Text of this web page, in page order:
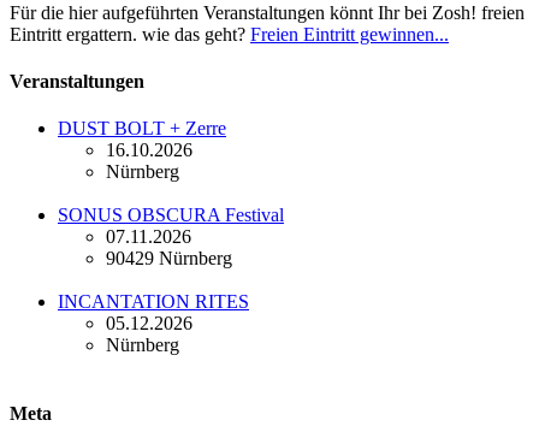
Für die hier aufgeführten Veranstaltungen könnt Ihr bei Zosh! freien
Eintritt ergattern. wie das geht? Freien Eintritt gewinnen...
Veranstaltungen
DUST BOLT + Zerre
16.10.2026
Nürnberg
SONUS OBSCURA Festival
07.11.2026
90429 Nürnberg
INCANTATION RITES
05.12.2026
Nürnberg
Meta